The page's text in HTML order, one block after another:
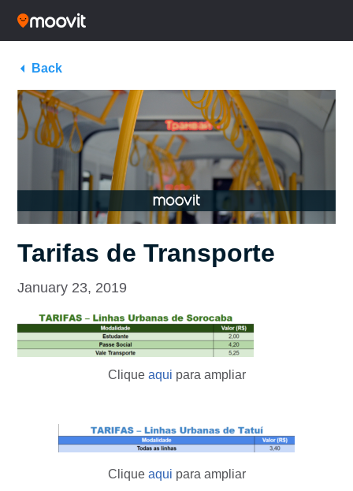
Back
Tarifas de Transporte
January 23, 2019
Clique aqui para ampliar
Clique aqui para ampliar